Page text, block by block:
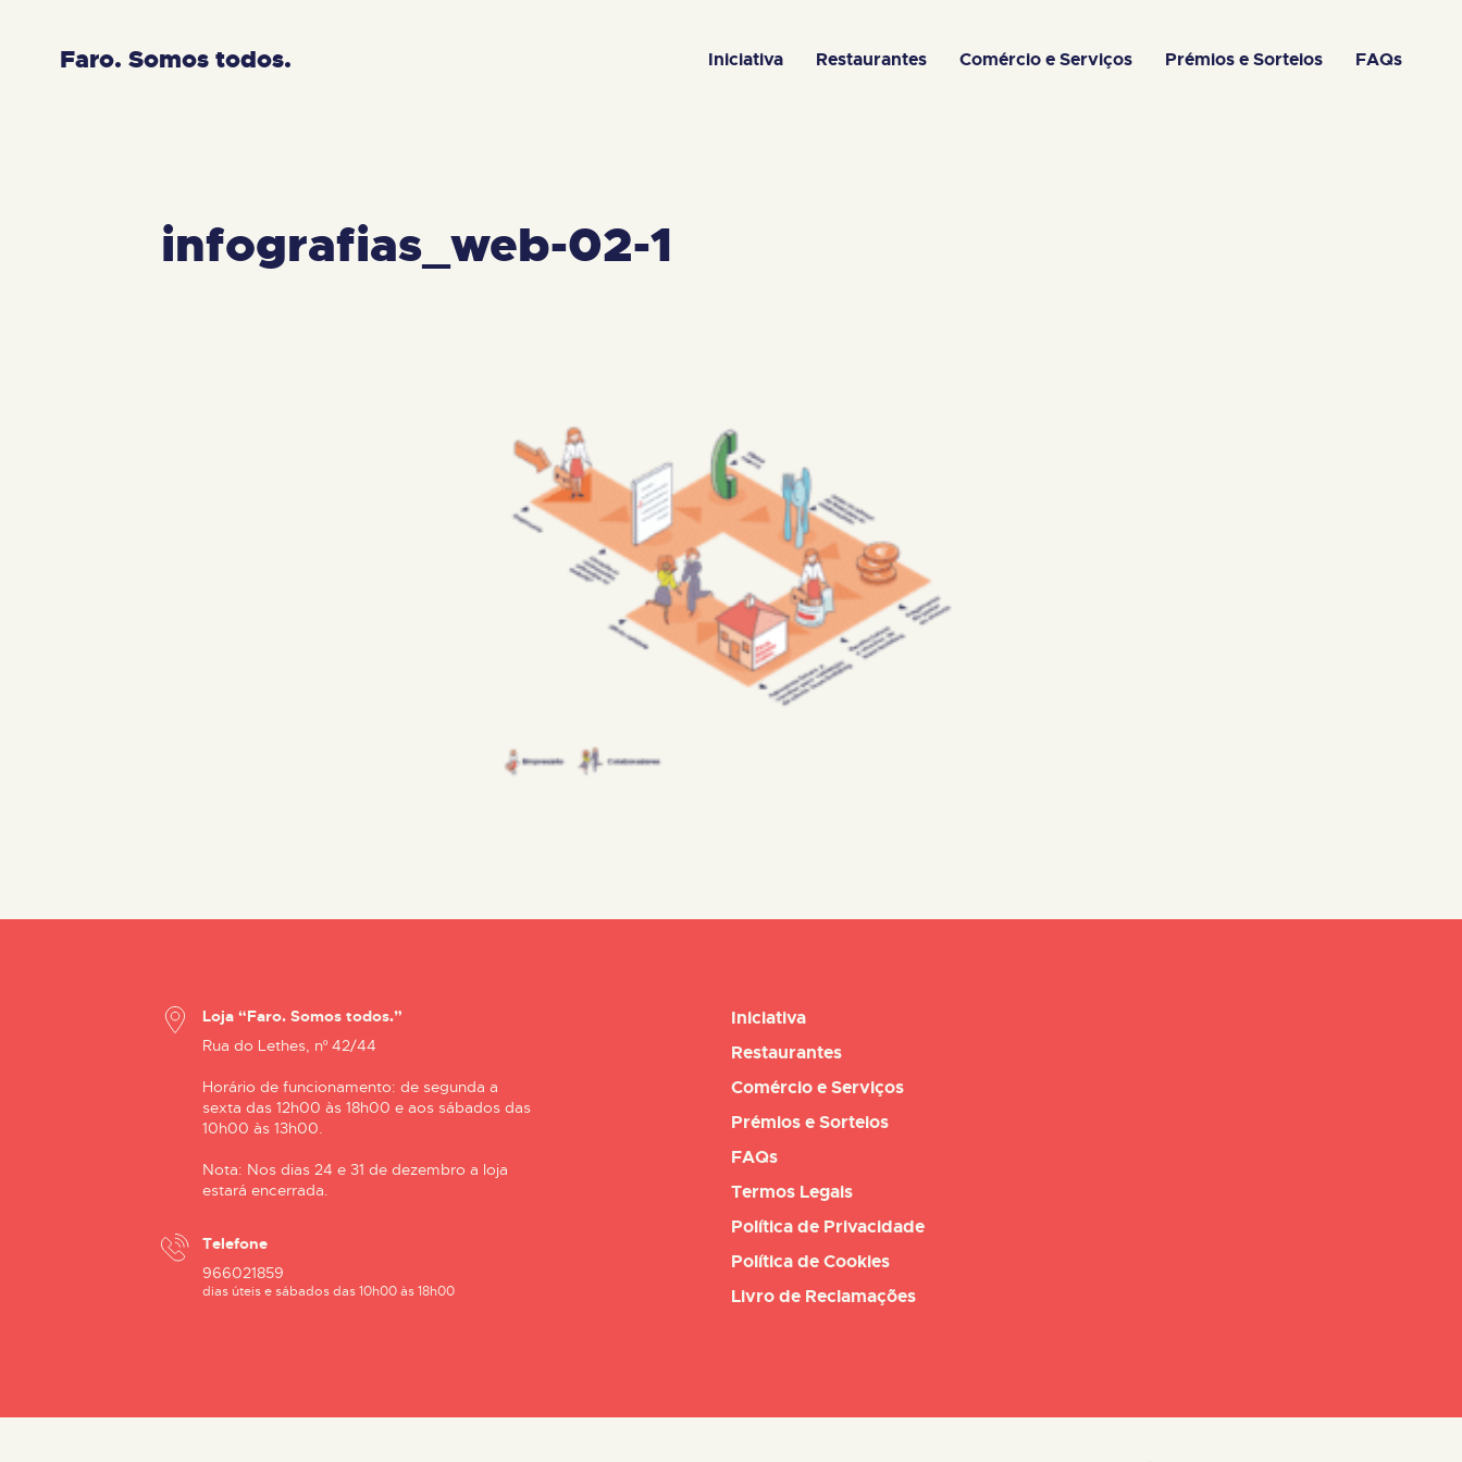
Faro. Somos todos. Iniciativa Restaurantes Comércio e Serviços Prémios e Sorteios FAQs
infografias_web-02-1
Loja “Faro. Somos todos.”
Rua do Lethes, nº 42/44
Horário de funcionamento: de segunda a
sexta das 12h00 às 18h00 e aos sábados das
10h00 às 13h00.
Nota: Nos dias 24 e 31 de dezembro a loja
estará encerrada.
Telefone
966021859
dias úteis e sábados das 10h00 às 18h00
Iniciativa
Restaurantes
Comércio e Serviços
Prémios e Sorteios
FAQs
Termos Legais
Política de Privacidade
Política de Cookies
Livro de Reclamações